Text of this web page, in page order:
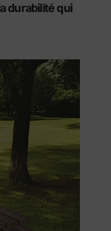
durabilité qui